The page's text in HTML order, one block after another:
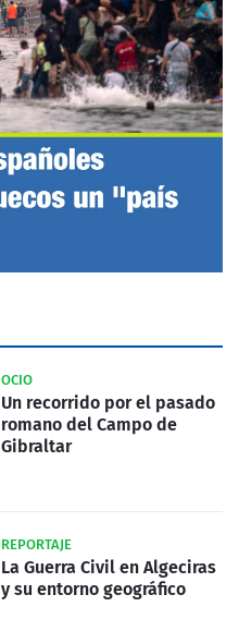
OCIO
Un recorrido por el pasado
romano del Campo de
Gibraltar
REPORTAJE
La Guerra Civil en Algeciras
y su entorno geográfico